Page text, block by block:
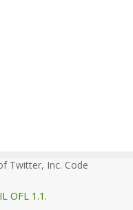
Twitter, Inc. Code
OFL 1.1 .